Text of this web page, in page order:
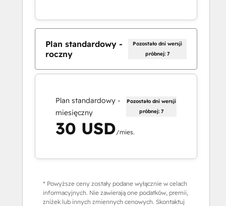
Plan standardowy -
roczny
Pozostało dni wersji
próbnej: 7
Plan standardowy -
miesięczny
Pozostało dni wersji
próbnej: 7
30 USD/mies.
* Powyższe ceny zostały podane wyłącznie w celach
informacyjnych. Nie zawierają one podatków, premii,
zniżek lub innych zmiennych cenowych. Skontaktuj